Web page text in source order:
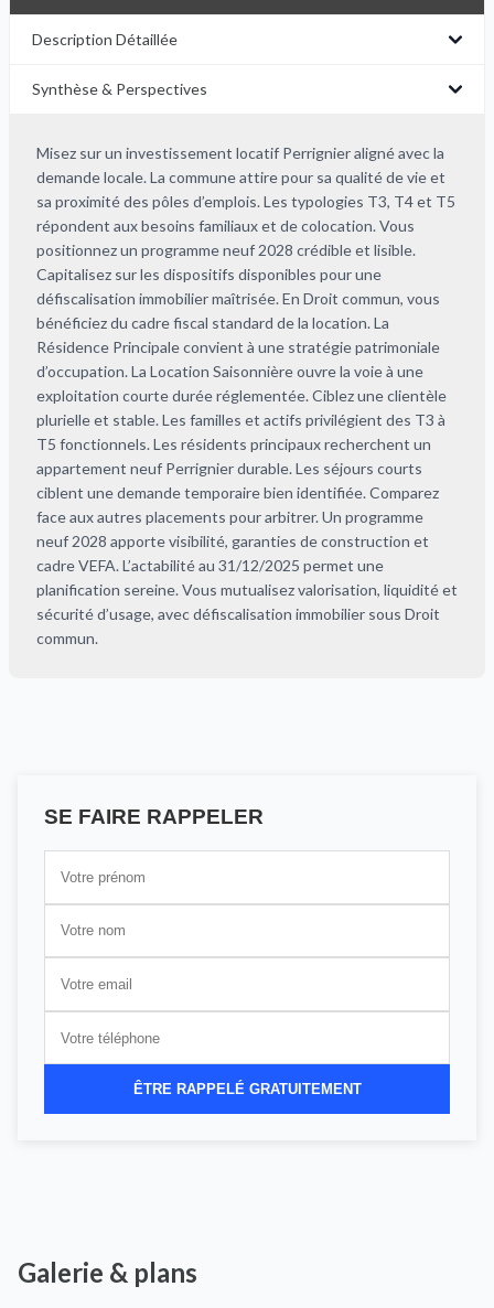
Description Détaillée
Synthèse & Perspectives
Misez sur un investissement locatif Perrignier aligné avec la
demande locale. La commune attire pour sa qualité de vie et
sa proximité des pôles d’emplois. Les typologies T3, T4 et T5
répondent aux besoins familiaux et de colocation. Vous
positionnez un programme neuf 2028 crédible et lisible.
Capitalisez sur les dispositifs disponibles pour une
défiscalisation immobilier maîtrisée. En Droit commun, vous
bénéficiez du cadre fiscal standard de la location. La
Résidence Principale convient à une stratégie patrimoniale
d’occupation. La Location Saisonnière ouvre la voie à une
exploitation courte durée réglementée. Ciblez une clientèle
plurielle et stable. Les familles et actifs privilégient des T3 à
T5 fonctionnels. Les résidents principaux recherchent un
appartement neuf Perrignier durable. Les séjours courts
ciblent une demande temporaire bien identifiée. Comparez
face aux autres placements pour arbitrer. Un programme
neuf 2028 apporte visibilité, garanties de construction et
cadre VEFA. L’actabilité au 31/12/2025 permet une
planification sereine. Vous mutualisez valorisation, liquidité et
sécurité d’usage, avec défiscalisation immobilier sous Droit
commun.
SE FAIRE RAPPELER
ÊTRE RAPPELÉ GRATUITEMENT
Galerie & plans